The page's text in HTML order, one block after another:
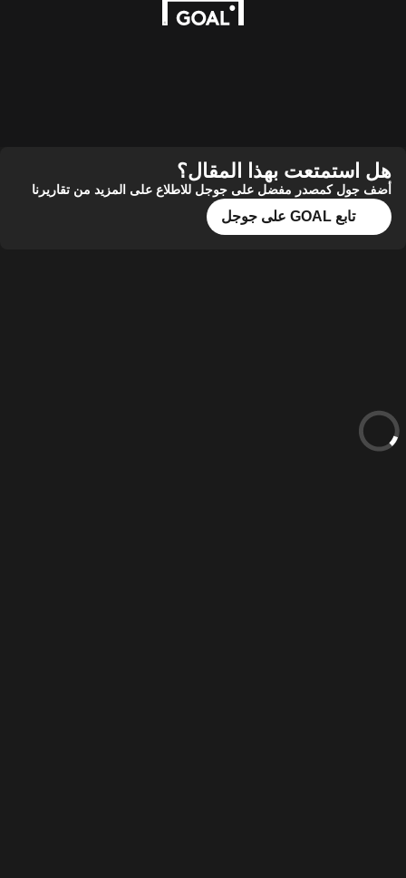
هل استمتعت بهذا المقال؟
أضف جول كمصدر مفضل على جوجل للاطلاع على المزيد من تقاريرنا
تابع GOAL على جوجل